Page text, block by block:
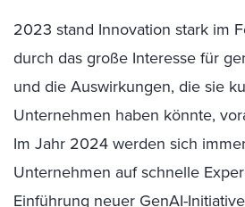
2023 stand Innovation stark im
durch das große Interesse für
und die Auswirkungen, die sie
Unternehmen haben könnte,
Im Jahr 2024 werden sich
Unternehmen auf schnelle
Einführung neuer GenAI-